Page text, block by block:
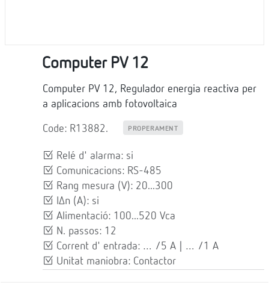
Computer PV 12
Computer PV 12, Regulador energia reactiva per
a aplicacions amb fotovoltaica
Code: R13882. PROPERAMENT
Relé d' alarma: si
Comunicacions: RS-485
Rang mesura (V): 20...300
IΔn (A): si
Alimentació: 100...520 Vca
N. passos: 12
Corrent d' entrada: … /5 A | … /1 A
Unitat maniobra: Contactor